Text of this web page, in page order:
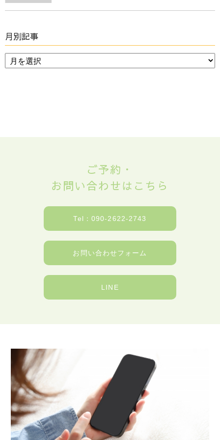
月別記事
ご予約・
お問い合わせはこちら
Tel：090-2622-2743
お問い合わせフォーム
LINE